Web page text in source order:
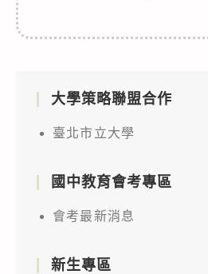
大學策略聯盟合作
臺北市立大學
國中教育會考專區
會考最新消息
新生專區